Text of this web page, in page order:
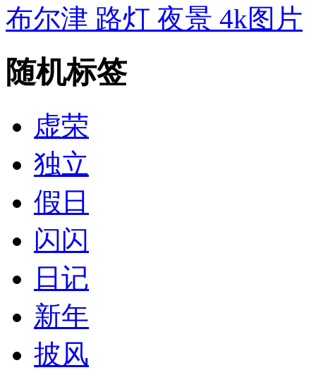
布尔津 路灯 夜景 4k图片
随机标签
虚荣
独立
假日
闪闪
日记
新年
披风